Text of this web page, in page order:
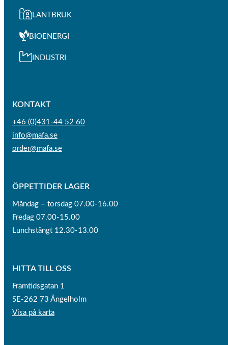
LANTBRUK
BIOENERGI
INDUSTRI
KONTAKT
+46 (0)431-44 52 60
info@mafa.se
order@mafa.se
ÖPPETTIDER LAGER
Måndag – torsdag 07.00-16.00
Fredag 07.00-15.00
Lunchstängt 12.30-13.00
HITTA TILL OSS
Framtidsgatan 1
SE-262 73 Ängelholm
Visa på karta